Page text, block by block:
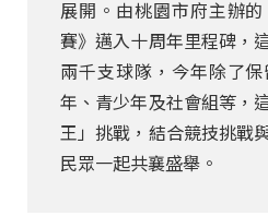
展開。由桃園市府主辦
賽》邁入十周年里程碑，
兩千支球隊，今年除了
年、青少年及社會組等，
王」挑戰，結合競技挑戰
民眾一起共襄盛舉。